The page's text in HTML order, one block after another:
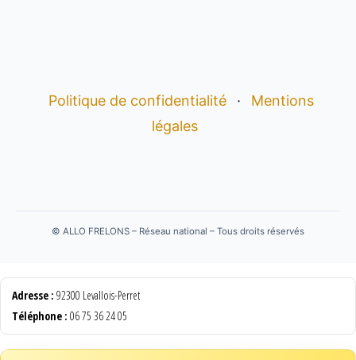
Politique de confidentialité ·
Mentions
légales
© ALLO FRELONS – Réseau national – Tous droits réservés
Adresse : 92300 Levallois-Perret
Téléphone : 06 75 36 24 05